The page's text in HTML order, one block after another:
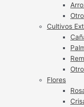
Cultivos
Flores